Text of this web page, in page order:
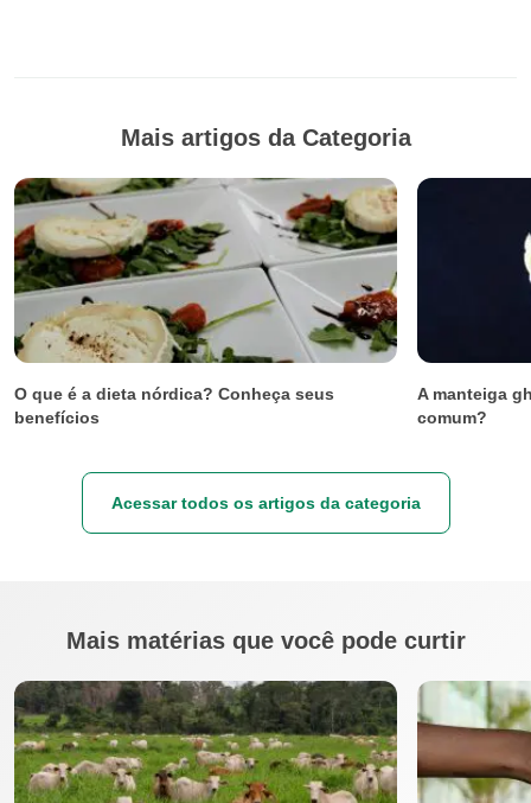
Mais artigos da Categoria
O que é a dieta nórdica? Conheça seus
benefícios
A manteiga
comum?
Acessar todos os artigos da categoria
Mais matérias que você pode curtir